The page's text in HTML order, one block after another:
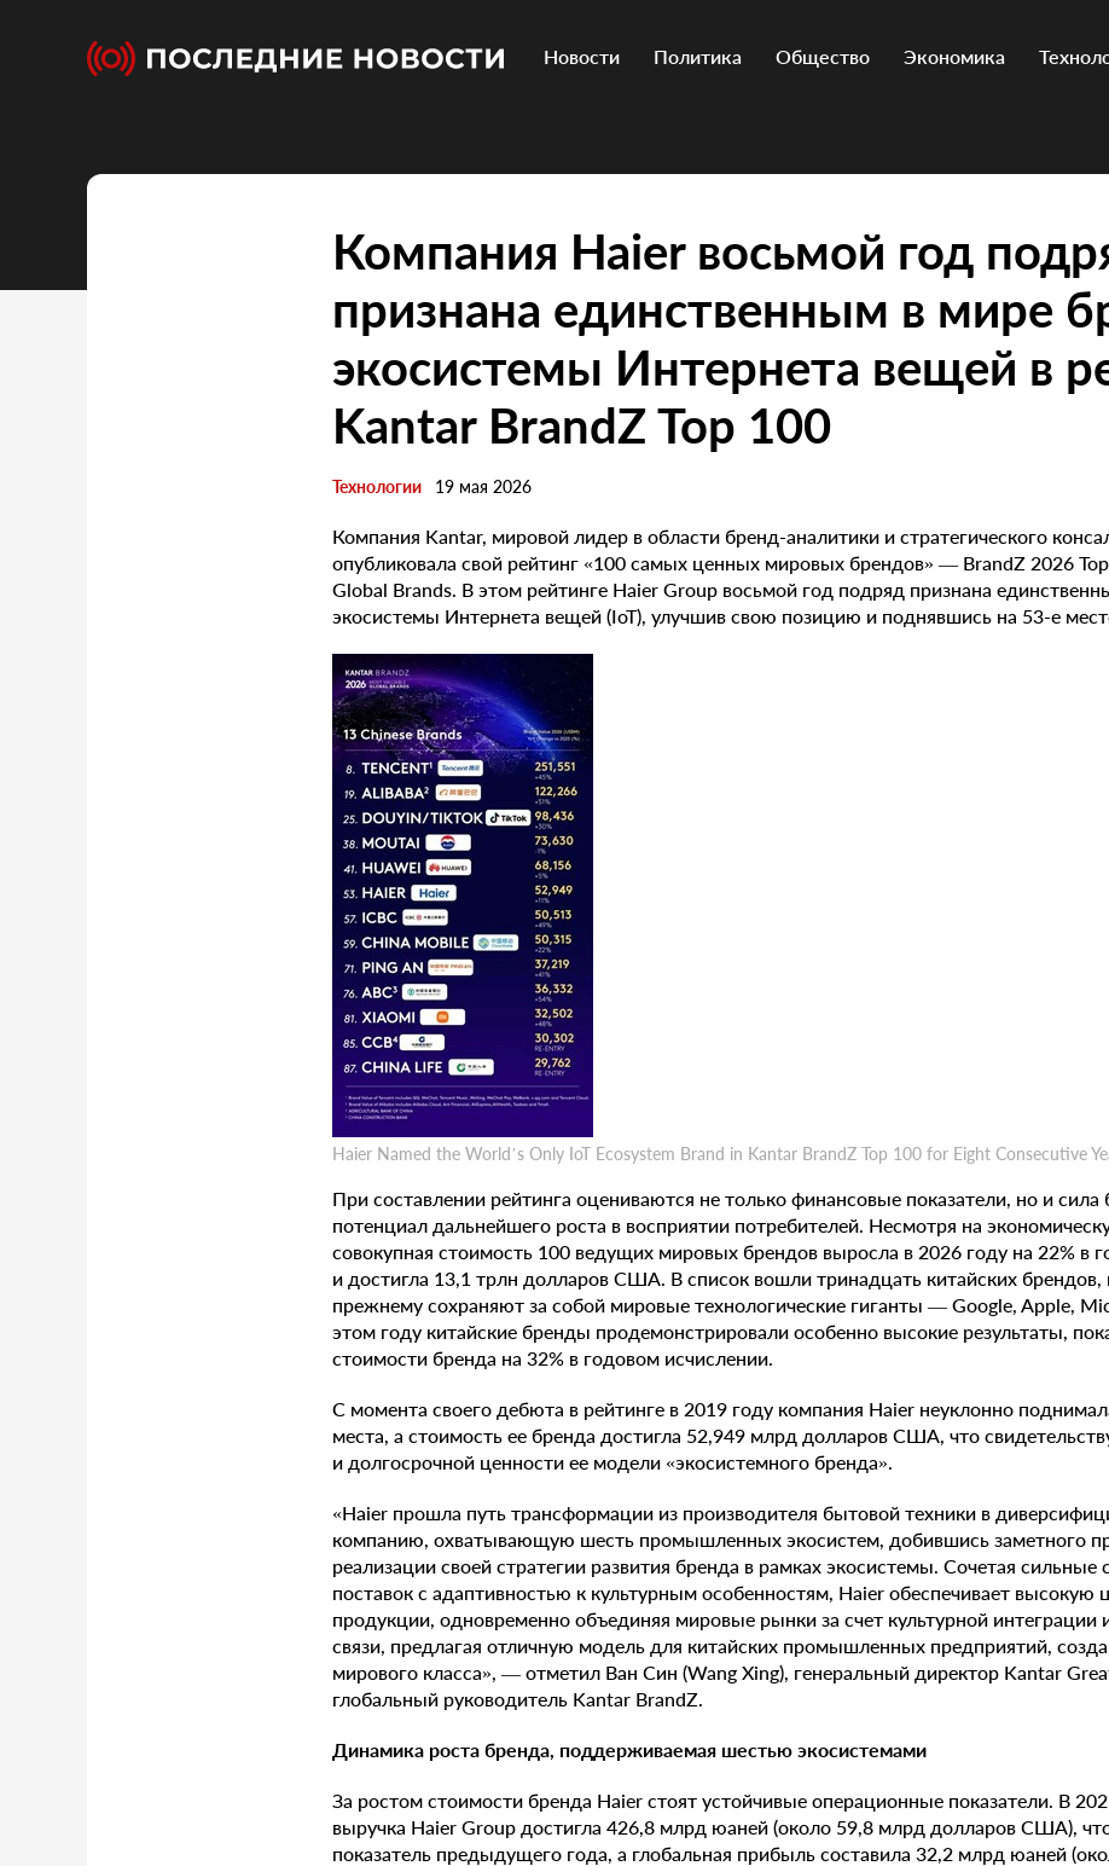
Новости Политика Общество Экономика
Компания Haier восьмой год
признана единственным в мире
экосистемы Интернета вещей в
Kantar BrandZ Top 100
Технологии 19 мая 2026
Компания Kantar, мировой лидер в области бренд-аналитики и стратегического
опубликовала свой рейтинг «100 самых ценных мировых брендов» — BrandZ 2026
Global Brands. В этом рейтинге Haier Group восьмой год подряд признана
экосистемы Интернета вещей (IoT), улучшив свою позицию и поднявшись на 53-е
Haier Named the World’s Only IoT Ecosystem Brand in Kantar BrandZ Top 100 for Eight Consecutive
При составлении рейтинга оцениваются не только финансовые показатели, но и сила
потенциал дальнейшего роста в восприятии потребителей. Несмотря на
совокупная стоимость 100 ведущих мировых брендов выросла в 2026 году на 22% в
и достигла 13,1 трлн долларов США. В список вошли тринадцать китайских брендов,
прежнему сохраняют за собой мировые технологические гиганты — Google, Apple,
этом году китайские бренды продемонстрировали особенно высокие результаты,
стоимости бренда на 32% в годовом исчислении.
С момента своего дебюта в рейтинге в 2019 году компания Haier неуклонно
места, а стоимость ее бренда достигла 52,949 млрд долларов США, что
и долгосрочной ценности ее модели «экосистемного бренда».
«Haier прошла путь трансформации из производителя бытовой техники в
компанию, охватывающую шесть промышленных экосистем, добившись заметного
реализации своей стратегии развития бренда в рамках экосистемы. Сочетая
поставок с адаптивностью к культурным особенностям, Haier обеспечивает высокую
продукции, одновременно объединяя мировые рынки за счет культурной интеграции
связи, предлагая отличную модель для китайских промышленных предприятий,
мирового класса», — отметил Ван Син (Wang Xing), генеральный директор Kantar
глобальный руководитель Kantar BrandZ.
Динамика роста бренда, поддерживаемая шестью экосистемами
За ростом стоимости бренда Haier стоят устойчивые операционные показатели. В
выручка Haier Group достигла 426,8 млрд юаней (около 59,8 млрд долларов США),
показатель предыдущего года, а глобальная прибыль составила 32,2 млрд юаней